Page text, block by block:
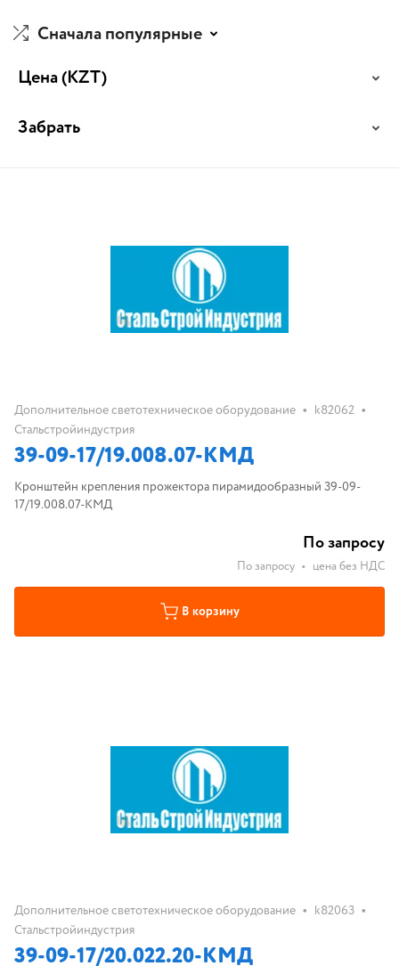
Сначала популярные
Цена(KZT)
Забрать
Дополнительное светотехническое оборудование • k82062 •
Стальстройиндустрия
39-09-17/19.008.07-КМД
Кронштейн крепления прожектора пирамидообразный 39-09-
17/19.008.07-КМД
По запросу
По запросу • цена без НДС
В корзину
Дополнительное светотехническое оборудование • k82063 •
Стальстройиндустрия
39-09-17/20.022.20-КМД